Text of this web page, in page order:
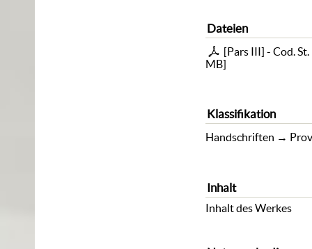
Dateien
[Pars III] - Cod.
MB]
Klassifikation
Handschriften →
Inhalt
Inhalt des Werkes